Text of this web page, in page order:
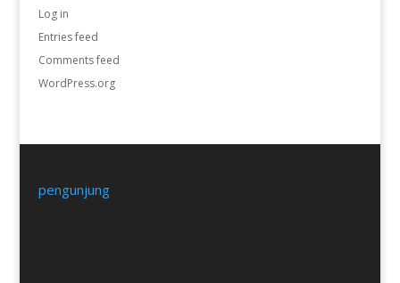
Log in
Entries feed
Comments feed
WordPress.org
pengunjung